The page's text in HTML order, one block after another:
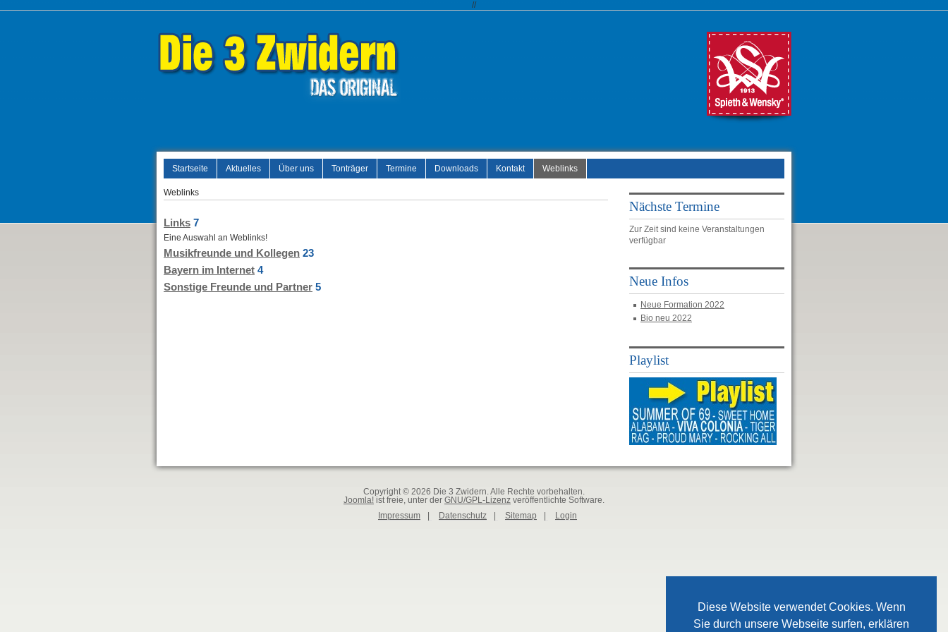
Diese Website verwendet Cookies. Wenn
Sie durch unsere Webseite surfen, erklären
//
Startseite Aktuelles Über uns Tonträger Termine Downloads Kontakt Weblinks
Weblinks
Links 7
Eine Auswahl an Weblinks!
Musikfreunde und Kollegen 23
Bayern im Internet 4
Sonstige Freunde und Partner 5
Nächste Termine
Zur Zeit sind keine Veranstaltungen
verfügbar
Neue Infos
Neue Formation 2022
Bio neu 2022
Playlist
Copyright © 2026 Die 3 Zwidern. Alle Rechte vorbehalten.
Joomla! ist freie, unter der GNU/GPL-Lizenz veröffentlichte Software.
Impressum
Datenschutz Sitemap Login